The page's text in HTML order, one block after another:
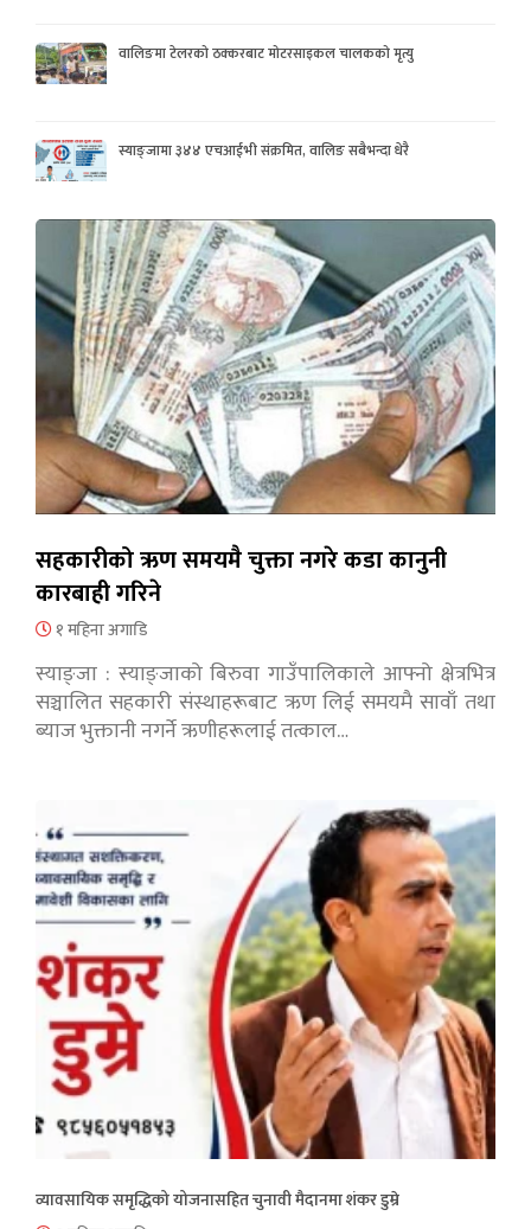
वालिङमा टेलरको ठक्करबाट मोटरसाइकल चालकको मृत्यु
स्याङ्जामा ३४४ एचआईभी संक्रमित, वालिङ सबैभन्दा धेरै
सहकारीको ऋण समयमै चुक्ता नगरे कडा कानुनी
कारबाही गरिने
१ महिना अगाडि
स्याङ्जा : स्याङ्जाको बिरुवा गाउँपालिकाले आफ्नो क्षेत्रभित्र
सञ्चालित सहकारी संस्थाहरूबाट ऋण लिई समयमै सावाँ तथा
ब्याज भुक्तानी नगर्ने ऋणीहरूलाई तत्काल…
व्यावसायिक समृद्धिको योजनासहित चुनावी मैदानमा शंकर डुम्रे